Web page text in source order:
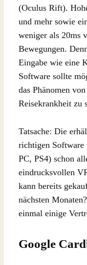
(Oculus Rift).
und mehr sowie
weniger als 20ms
Bewegungen.
Eingabe wie eine
Software sollte
das Phänomen
Reisekrankheit zu
Tatsache: Die
richtigen Software
PC, PS4) schon
eindrucksvollen
kann bereits
nächsten
einmal einige
Google